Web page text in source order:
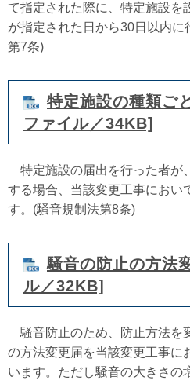
て指定された際に、特定施設を
が指定された日から30日以内
第7条)
特定施設の種類ご
ファイル／34KB]
特定施設の届出を行った者が
する場合、当該変更工事におい
す。(騒音規制法第8条)
騒音の防止の方法
ル／32KB]
騒音防止のため、防止方法を
の方法変更届を当該変更工事に
います。ただし騒音の大きさの